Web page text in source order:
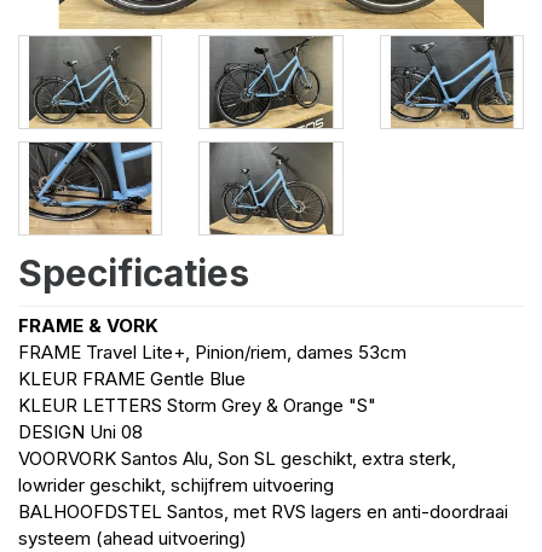
Specificaties
FRAME & VORK
FRAME Travel Lite+, Pinion/riem, dames 53cm
KLEUR FRAME Gentle Blue
KLEUR LETTERS Storm Grey & Orange "S"
DESIGN Uni 08
VOORVORK Santos Alu, Son SL geschikt, extra sterk,
lowrider geschikt, schijfrem uitvoering
BALHOOFDSTEL Santos, met RVS lagers en anti-doordraai
systeem (ahead uitvoering)